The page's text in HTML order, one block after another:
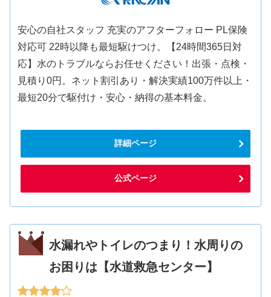
安心の自社スタッフ 充実のアフターフォロー PL保険
対応可 22時以降も最短駆けつけ。【24時間365日対
応】水のトラブルならお任せください！出張・点検・
見積り0円。ネット割引あり・解決実績100万件以上・
最短20分で駆付け・安心・納得の基本料金。
詳細ページ
公式ページ
水漏れやトイレのつまり！水周りの
お困りは【水道救急センター】